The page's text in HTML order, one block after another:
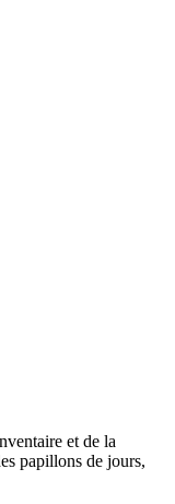
et de la
papillons de jours,